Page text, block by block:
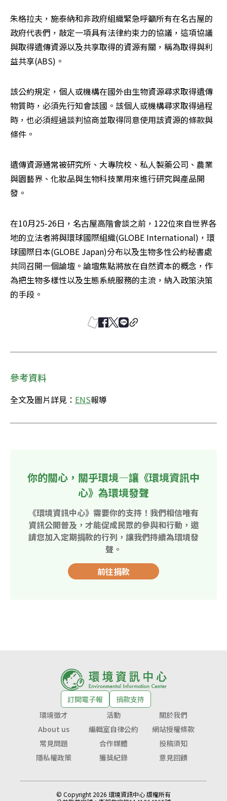
朱格拉夫，施泰納和非政府組織緊急呼籲所有在名古屋的
政府代表們，敲定一項具有法律約束力的協議，這項協議
與取得遺傳資源以及共享取得的資源有關，稱為取得與利
益共享(ABS)。
該公約規定，個人或機構在國外由生物資源尋求取得遺傳
物質時，必須先行知會該國。該個人或機構尋求取得過程
時，也必須經過談判協商並取得同意使用該資源的條款與
條件。
遺傳資源通常被研究所、大專院校、私人製藥公司、農業
與園藝界、化妝品與生物科技業用來進行研究與產品開
發。
在10月25-26日，名古屋高階會談之前，122位來自世界各
地的立法者將與環球國際組織(GLOBE International)，環
球國際日本(GLOBE Japan)分布以及生物多性公約秘書處
共同召開一個論壇。論壇焦點將放在自然資本的概念，作
為把生物多樣性以及生態系統服務的主流，納入政策決策
的手段。
參考資料
全文及圖片詳見： ENS報導
你的關心，關乎環境—讓《環境資訊中
心》為環境發聲
《環境資訊中心》需要你的支持！我們相信唯有
資訊公開普及，才能促成民眾的參與和行動，邀
請您加入定期捐款的行列，讓我們持續為環境發
聲。
前往捐款
訂閱電子報
捐款支持
環境徵才
活動
關於我們
About us
編輯室自律公約
網站授權條款
常見問題
合作媒體
投稿須知
隱私權政策
獲獎紀錄 意見回饋
© Copyright 2026 環境資訊中心 版權所有